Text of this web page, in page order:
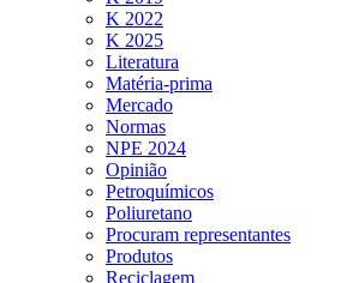
K 2022
K 2025
Literatura
Matéria-prima
Mercado
Normas
NPE 2024
Opinião
Petroquímicos
Poliuretano
Procuram representantes
Produtos
Reciclagem